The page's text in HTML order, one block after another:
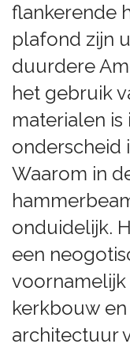
flankerende
plafond zijn
duurdere
het gebruik
materialen is
onderscheid
Waarom in
onduidelijk.
een
kerkbouw
architectuur